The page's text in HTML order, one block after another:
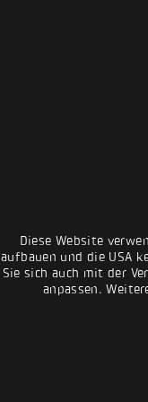
Diese Website
aufbauen und die USA
Sie sich auch mit der
anpassen.